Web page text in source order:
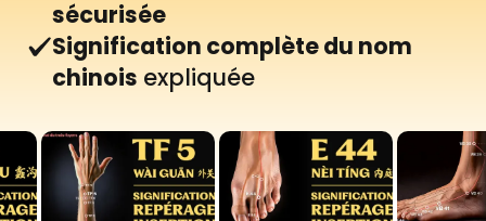
sécurisée
Signification complète du nom
chinois expliquée